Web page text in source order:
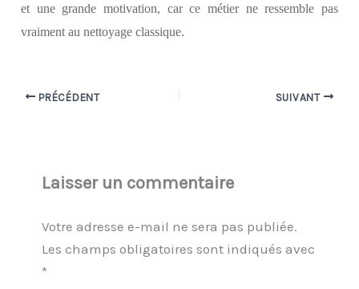
et une grande motivation, car ce métier ne ressemble pas
vraiment aunettoyage classique.
PRÉCÉDENT SUIVANT
Laisser un commentaire
Votre adresse e-mail ne sera pas publiée.
Les champs obligatoires sont indiqués avec
*